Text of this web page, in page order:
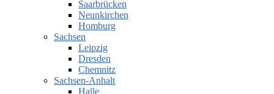
Saarbrücken
Neunkirchen
Homburg
Sachsen
Leipzig
Dresden
Chemnitz
Sachsen-Anhalt
Halle